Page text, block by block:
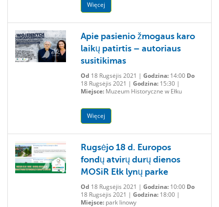
Więcej
Apie pasienio žmogaus karo
laikų patirtis – autoriaus
susitikimas
Od 18 Rugsėjis 2021 | Godzina:14:00 Do
18 Rugsėjis 2021 | Godzina:15:30 |
Miejsce:Muzeum Historyczne w Ełku
Więcej
Rugsėjo 18 d. Europos
fondų atvirų durų dienos
MOSiR Ełk lynų parke
Od 18 Rugsėjis 2021 | Godzina:10:00 Do
18 Rugsėjis 2021 | Godzina:18:00 |
Miejsce:park linowy